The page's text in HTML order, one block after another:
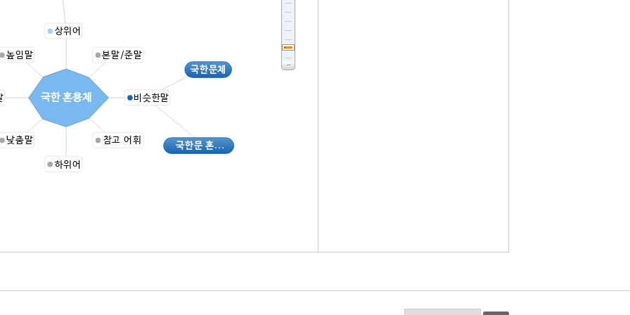
상위어
본말/준말
국한문체
국한문 혼...
비슷한말
참고 어휘
하위어
낮춤말
높임말
국한 혼용체